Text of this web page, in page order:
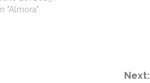
In "Almora"
Next: